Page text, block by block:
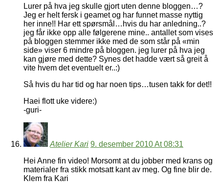
Lurer på hva jeg skulle gjort uten denne bloggen…?
Jeg er helt fersk i geamet og har funnet masse nyttig
her inne!! Har ett spørsmål…hvis du har anledning..?
jeg får ikke opp alle følgerene mine.. antallet som vises
på bloggen stemmer ikke med de som står på «min
side» viser 6 mindre på bloggen. jeg lurer på hva jeg
kan gjøre med dette? Synes det hadde vært så greit å
vite hvem det eventuelt er..:)
Så hvis du har tid og har noen tips…tusen takk for det!!
Haei flott uke videre:)
-guri-
Atelier Kari 9. desember 2010 At 08:31
Hei Anne fin video! Morsomt at du jobber med krans og
materialer fra stikk motsatt kant av meg. Og fine blir de.
Klem fra Kari